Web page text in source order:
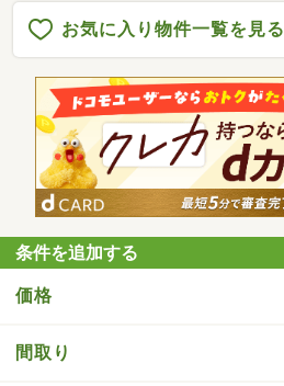
お気に入り物件一覧を見る
条件を追加する
価格
間取り